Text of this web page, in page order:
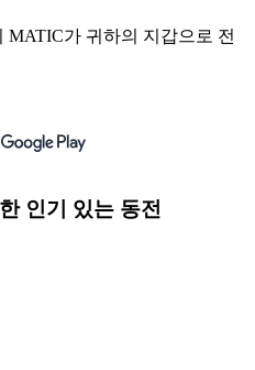
MATIC가 귀하의 지갑으로 전
인기 있는 동전